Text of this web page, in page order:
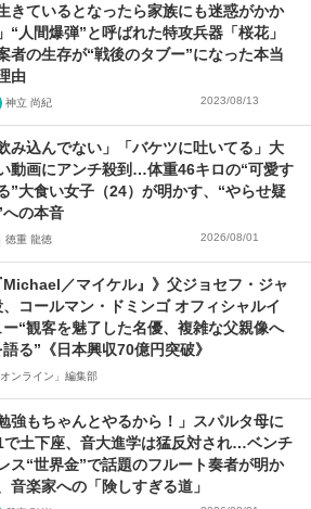
生きているとなったら家族にも迷惑がかか
“人間爆弾”と呼ばれた特攻兵器「桜花」
者の生存が“戦後のタブー”になった本当
由
神立 尚紀 2023/08/13
飲み込んでない」「バケツに吐いてる」大
動画にアンチ殺到…体重46キロの“可愛す
”大食い女子（24）が明かす、“やらせ疑
への本音
徳重 龍徳 2026/08/01
Michael／マイケル』》父ジョセフ・ジャ
コールマン・ドミンゴ オフィシャルイ
ー“観客を魅了した名優、複雑な父親像へ
る”《日本興収70億円突破》
オンライン」編集部
勉強もちゃんとやるから！」スパルタ母に
で土下座、音大進学は猛反対され…ベンチ
ス“世界金”で話題のフルート奏者が明か
音楽家への「険しすぎる道」